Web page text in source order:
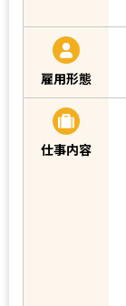
雇用形態
仕事内容